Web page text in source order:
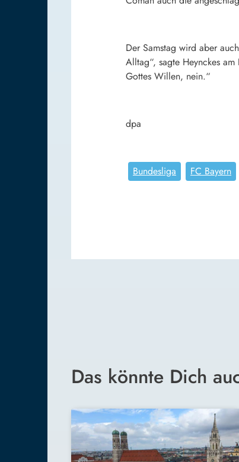
Der Samstag wird aber
Alltag“, sagte Heynckes
Gottes Willen, nein.“
dpa
Bundesliga FC Bayern
Das könnte Dich